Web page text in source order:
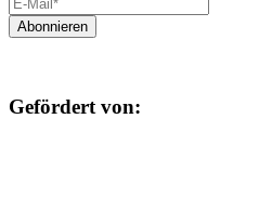
Gefördert von: